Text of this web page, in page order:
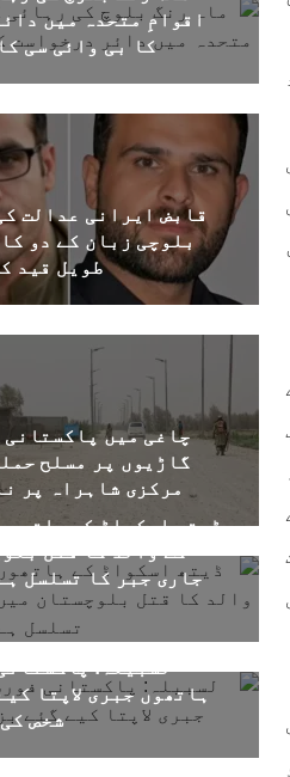
اقوامِ متحدہ میں
کا بی وائی سی
قابض ایرانی عدالت
بلوچی زبان کے دو
طویل قید
چاغی میں پاکستانی
گاڑیوں پر مسلح
مرکزی شاہراہ پر
ڈیتھ اسکواڈ کے
کے والد کا قتل
جاری جبر کا تسلسل
لسبیلہ:
ہاتھوں جبری لاپتا
شخص